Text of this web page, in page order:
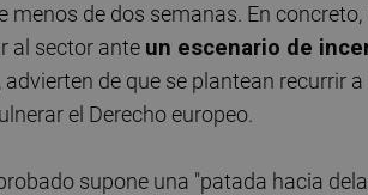
de dos semanas. En concreto,
al sector ante un escenario de
de que se plantean recurrir a
el Derecho europeo.
supone una "patada hacia